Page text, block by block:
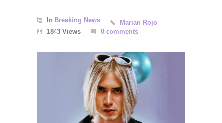
In Breaking News
Marian Rojo
1843 Views
0 comments